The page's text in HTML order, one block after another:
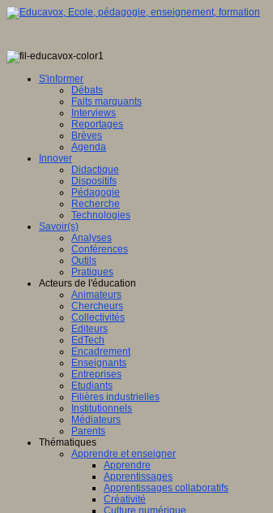
S'informer
Débats
Faits marquants
Interviews
Reportages
Brèves
Agenda
Innover
Didactique
Dispositifs
Pédagogie
Recherche
Technologies
Savoir(s)
Analyses
Conférences
Outils
Pratiques
Acteurs de l'éducation
Animateurs
Chercheurs
Collectivités
Editeurs
EdTech
Encadrement
Enseignants
Entreprises
Etudiants
Filières industrielles
Institutionnels
Médiateurs
Parents
Thématiques
Apprendre et enseigner
Apprendre
Apprentissages
Apprentissages collaboratifs
Créativité
Culture numérique